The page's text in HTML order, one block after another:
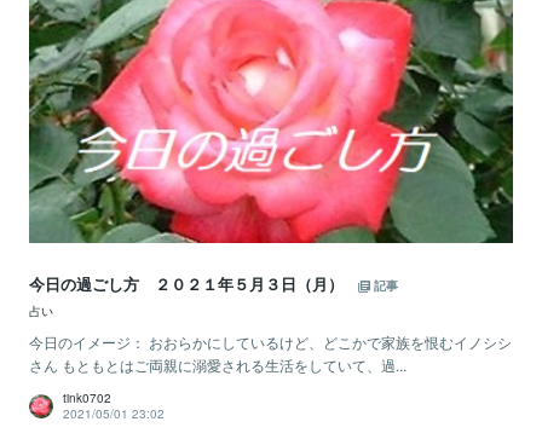
今日の過ごし方 ２０２１年５月３日（月）
記事
占い
今日のイメージ： おおらかにしているけど、どこかで家族を恨むイノシシ
さん もともとはご両親に溺愛される生活をしていて、過...
tink0702
2021/05/01 23:02